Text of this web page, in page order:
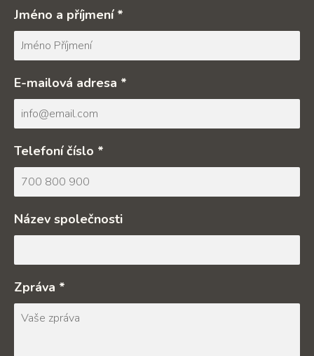
Jméno a příjmení *
E-mailová adresa *
Telefoní číslo *
Název společnosti
Zpráva *